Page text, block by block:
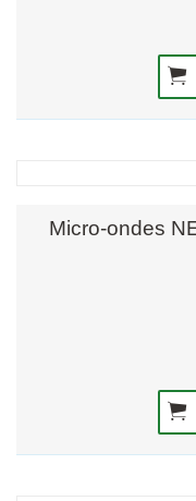
Micro-ondes